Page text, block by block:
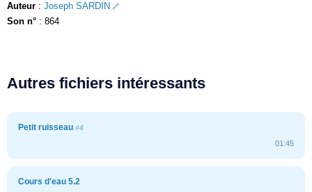
Auteur : Joseph SARDIN
Son n° : 864
Autres fichiers intéressants
Petit ruisseau #4
01:45
Cours d'eau 5.2